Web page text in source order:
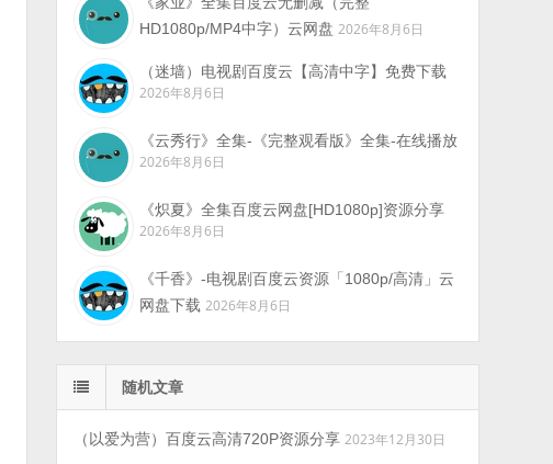
HD1080p/MP4中字）云网盘 2026年8月6日
（迷墙）电视剧百度云【高清中字】免费下载
2026年8月6日
《云秀行》全集-《完整观看版》全集-在线播放
2026年8月6日
《炽夏》全集百度云网盘[HD1080p]资源分享
2026年8月6日
《千香》-电视剧百度云资源「1080p/高清」云
网盘下载 2026年8月6日
随机文章
（以爱为营）百度云高清720P资源分享 2023年12月30日